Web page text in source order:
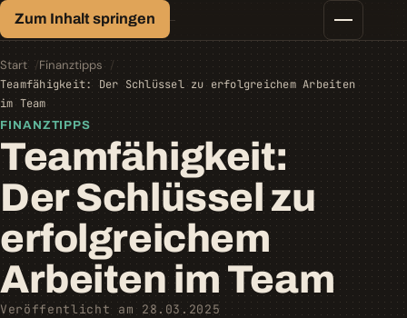
Zum Inhalt springen
Finanz-Lexikon
Geld, einfach erklärt.
Finanztipps
Kredite
Geld-/Vermögensanlage
Krypto
Steuern
Start Finanztipps
Teamfähigkeit: Der Schlüssel zu erfolgreichem Arbeiten
im Team
FINANZTIPPS
Teamfähigkeit:
Der Schlüssel zu
erfolgreichem
Arbeiten im Team
Veröffentlicht am 28.03.2025